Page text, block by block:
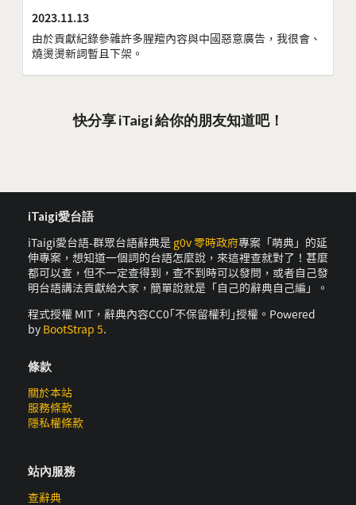
2023.11.13
由於貢獻紀錄參雜許多腥羶內容與中國惡意廣告，我很會、
燒燙燙新詞暫且下架。
快分享 iTaigi 給你的朋友知道吧！
iTaigi愛台語
iTaigi愛台語-群眾台語辭典是 g0v 零時政府專案「萌典」的延
伸專案，想知道一個詞的台語怎麼說，來這裡查就對了！甚麼
都可以查，但不一定查得到，查不到時可以發問，或者自己發
明台語講法貢獻給大家，簡單說就是「自己的辭典自己編」。
程式授權 MIT，辭典內容CC0｢不保留權利｣授權。Powered
by BootStrap 5.
條款
關於本站
服務條款
隱私權條款
站內服務
查辭典